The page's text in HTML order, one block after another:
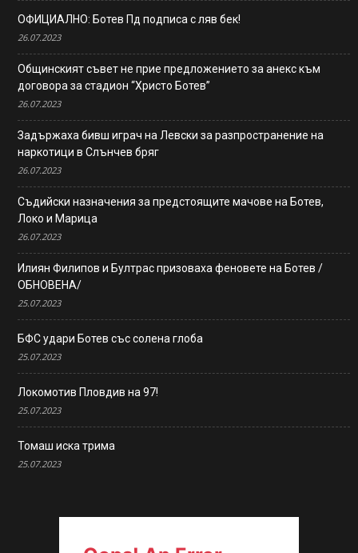
ОФИЦИАЛНО: Ботев Пд подписа с ляв бек!
26.07.2023
Общинският съвет не прие предложението за анекс към
договора за стадион “Христо Ботев”
26.07.2023
Задържаха бивш играч на Левски за разпространение на
наркотици в Слънчев бряг
26.07.2023
Съдийски назначения за предстоящите мачове на Ботев,
Локо и Марица
26.07.2023
Илиян Филипов и Бултрас призоваха феновете на Ботев /
ОБНОВЕНА/
25.07.2023
БФС удари Ботев със солена глоба
25.07.2023
Локомотив Пловдив на 97!
25.07.2023
Томаш иска трима
25.07.2023